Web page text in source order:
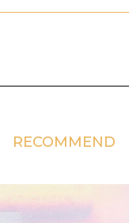
RECOMMEND